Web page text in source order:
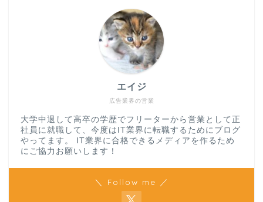
広告業界の営業
エイジ
大学中退して高卒の学歴でフリーターから営業として正
社員に就職して、今度はIT業界に転職するためにブログ
やってます。 IT業界に合格できるメディアを作るため
にご協力お願いします！
＼ Follow me ／